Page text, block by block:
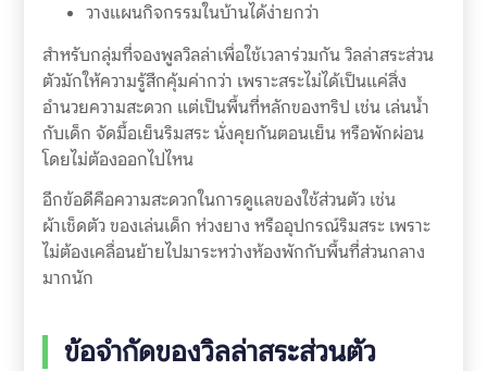
วางแผนกิจกรรมในบ้านได้ง่ายกว่า
สำหรับกลุ่มที่จองพูลวิลล่าเพื่อใช้เวลาร่วมกัน วิลล่าสระส่วน
ตัวมักให้ความรู้สึกคุ้มค่ากว่า เพราะสระไม่ได้เป็นแค่สิ่ง
อำนวยความสะดวก แต่เป็นพื้นที่หลักของทริป เช่น เล่นน้ำ
กับเด็ก จัดมื้อเย็นริมสระ นั่งคุยกันตอนเย็น หรือพักผ่อน
โดยไม่ต้องออกไปไหน
อีกข้อดีคือความสะดวกในการดูแลของใช้ส่วนตัว เช่น
ผ้าเช็ดตัว ของเล่นเด็ก ห่วงยาง หรืออุปกรณ์ริมสระ เพราะ
ไม่ต้องเคลื่อนย้ายไปมาระหว่างห้องพักกับพื้นที่ส่วนกลาง
มากนัก
ข้อจำกัดของวิลล่าสระส่วนตัว